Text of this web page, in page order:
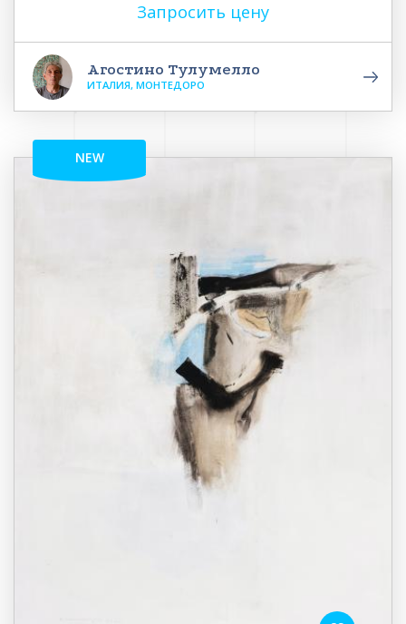
Запросить цену
Агостино Тулумелло
ИТАЛИЯ, МОНТЕДОРО
NEW